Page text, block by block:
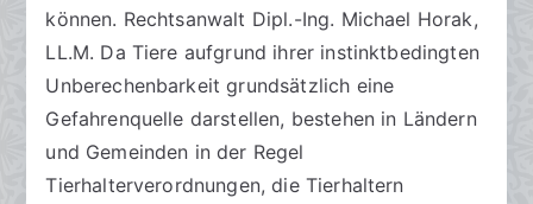
a
m
.
D
e
können. Rechtsanwalt Dipl.-Ing. Michael Horak,
LL.M. Da Tiere aufgrund ihrer instinktbedingten
Unberechenbarkeit grundsätzlich eine
Gefahrenquelle darstellen, bestehen in Ländern
und Gemeinden in der Regel
Tierhalterverordnungen, die Tierhaltern